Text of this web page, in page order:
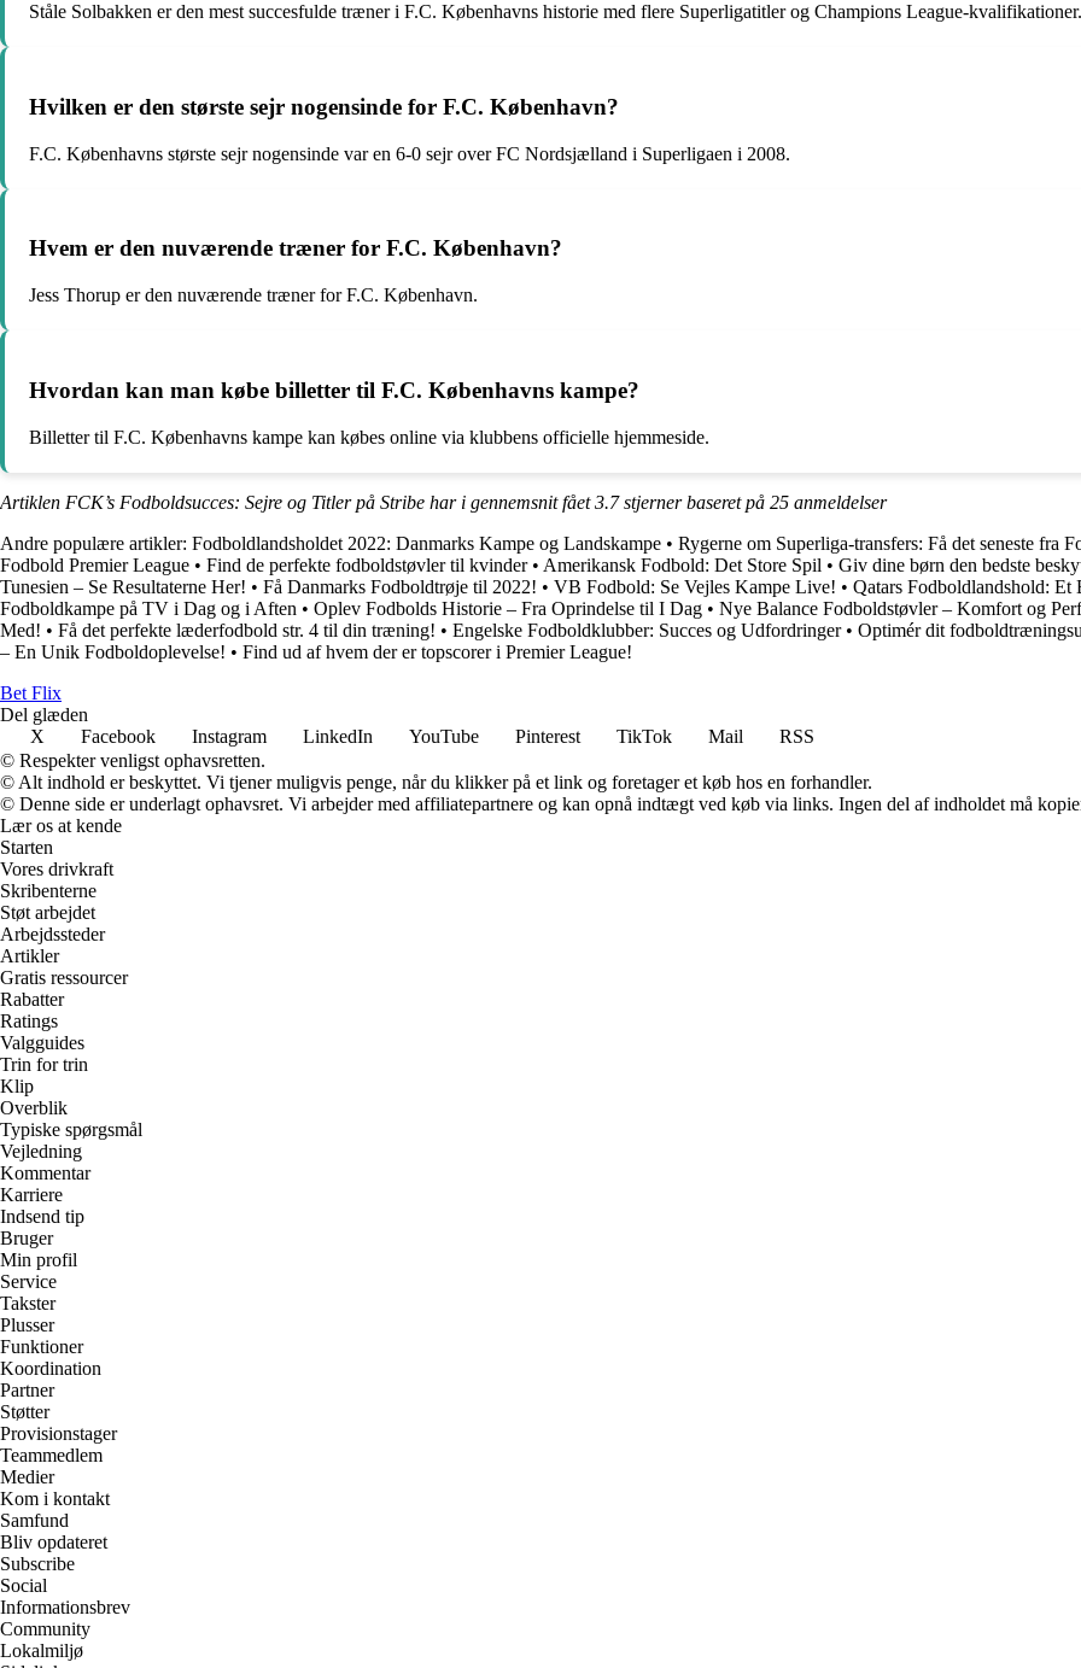
Ståle Solbakken er den mest succesfulde træner i F.C. Københavns historie med flere Superligatitler og Champions League-kvalifikationer.
Hvilken er den største sejr nogensinde for F.C. København?
F.C. Københavns største sejr nogensinde var en 6-0 sejr over FC Nordsjælland i Superligaen i 2008.
Hvem er den nuværende træner for F.C. København?
Jess Thorup er den nuværende træner for F.C. København.
Hvordan kan man købe billetter til F.C. Københavns kampe?
Billetter til F.C. Københavns kampe kan købes online via klubbens officielle hjemmeside.
Artiklen FCK’s Fodboldsucces: Sejre og Titler på Stribe har i gennemsnit fået3.7stjerner baseret på 25 anmeldelser
Andre populære artikler: Fodboldlandsholdet 2022: Danmarks Kampe og Landskampe • Rygerne om Superliga-transfers: Få det seneste fra
Fodbold Premier League • Find de perfekte fodboldstøvler til kvinder• Amerikansk Fodbold: Det Store Spil • Giv dine børn den bedste
Tunesien – Se Resultaterne Her! • Få Danmarks Fodboldtrøje til 2022! • VB Fodbold: Se Vejles Kampe Live! • Qatars Fodboldlandshold: Et
Fodboldkampe på TV i Dag og i Aften • Oplev Fodbolds Historie – Fra Oprindelse til I Dag • Nye Balance Fodboldstøvler – Komfort og
Med! • Få det perfekte læderfodbold str. 4 til din træning! • Engelske Fodboldklubber: Succes og Udfordringer• Optimér dit
– En Unik Fodboldoplevelse! • Find ud af hvem der er topscorer i Premier League!
Bet Flix
Del glæden
X
Facebook Instagram LinkedIn YouTube Pinterest TikTok Mail
RSS
© Respekter venligst ophavsretten.
© Alt indhold er beskyttet. Vi tjener muligvis penge, når du klikker på et link og foretager et køb hos en forhandler.
© Denne side er underlagt ophavsret. Vi arbejder med affiliatepartnere og kan opnå indtægt ved køb via links. Ingen del af indholdet må
Lær os at kende
Starten
Vores drivkraft
Skribenterne
Støt arbejdet
Arbejdssteder
Artikler
Gratis ressourcer
Rabatter
Ratings
Valgguides
Trin for trin
Klip
Overblik
Typiske spørgsmål
Vejledning
Kommentar
Karriere
Indsend tip
Bruger
Min profil
Service
Takster
Plusser
Funktioner
Koordination
Partner
Støtter
Provisionstager
Teammedlem
Medier
Kom i kontakt
Samfund
Bliv opdateret
Subscribe
Social
Informationsbrev
Community
Lokalmiljø